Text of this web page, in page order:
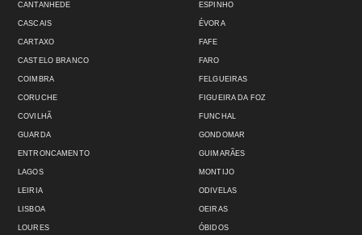
CANTANHEDE
CASCAIS
CARTAXO
CASTELO BRANCO
COIMBRA
CORUCHE
COVILHÃ
GUARDA
ENTRONCAMENTO
ESPINHO
ÉVORA
FAFE
FARO
FELGUEIRAS
FIGUEIRA DA FOZ
FUNCHAL
GONDOMAR
GUIMARÃES
LAGOS
LEIRIA
LISBOA
LOURES
MONTIJO
ODIVELAS
OEIRAS
ÓBIDOS